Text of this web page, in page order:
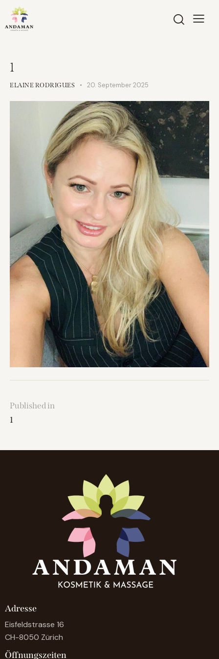
1
ELAINE RODRIGUES 20. September 2025
Published in
1
Adresse
Eisfeldstrasse 16
CH-8050 Zürich
Öffnungszeiten